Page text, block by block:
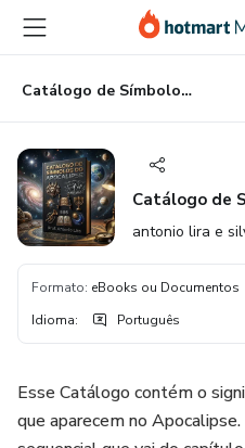
para
conteúdo
principal
para
pagamento
para
rodapé
Catálogo de Símbolos do Apocalipse
Catálogo de
antonio lira e
Formato: eBooks ou Documentos
Idioma: Português
Esse Catálogo contém o
que aparecem no